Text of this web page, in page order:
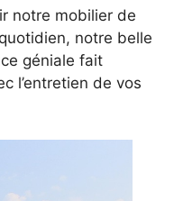
notre mobilier de
notre belle
géniale fait
l’entretien de vos